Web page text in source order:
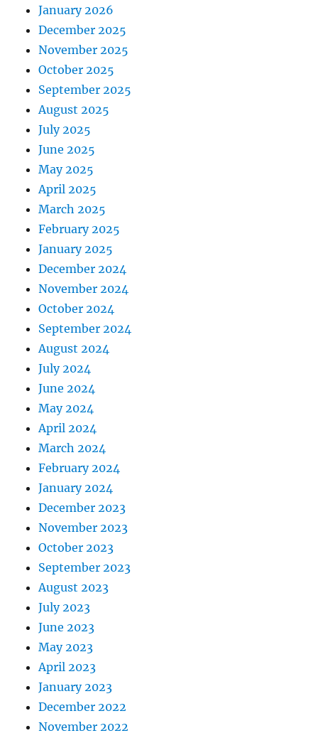
January 2026
December 2025
November 2025
October 2025
September 2025
August 2025
July 2025
June 2025
May 2025
April 2025
March 2025
February 2025
January 2025
December 2024
November 2024
October 2024
September 2024
August 2024
July 2024
June 2024
May 2024
April 2024
March 2024
February 2024
January 2024
December 2023
November 2023
October 2023
September 2023
August 2023
July 2023
June 2023
May 2023
April 2023
January 2023
December 2022
November 2022